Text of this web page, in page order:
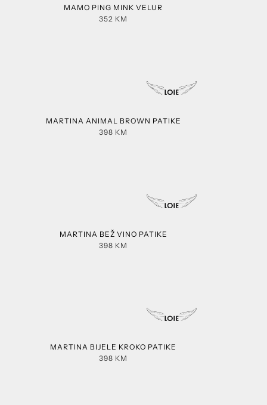
MAMO PING MINK VELUR
352 KM
MARTINA ANIMAL BROWN PATIKE
398 KM
MARTINA BEŽ VINO PATIKE
398 KM
MARTINA BIJELE KROKO PATIKE
398 KM